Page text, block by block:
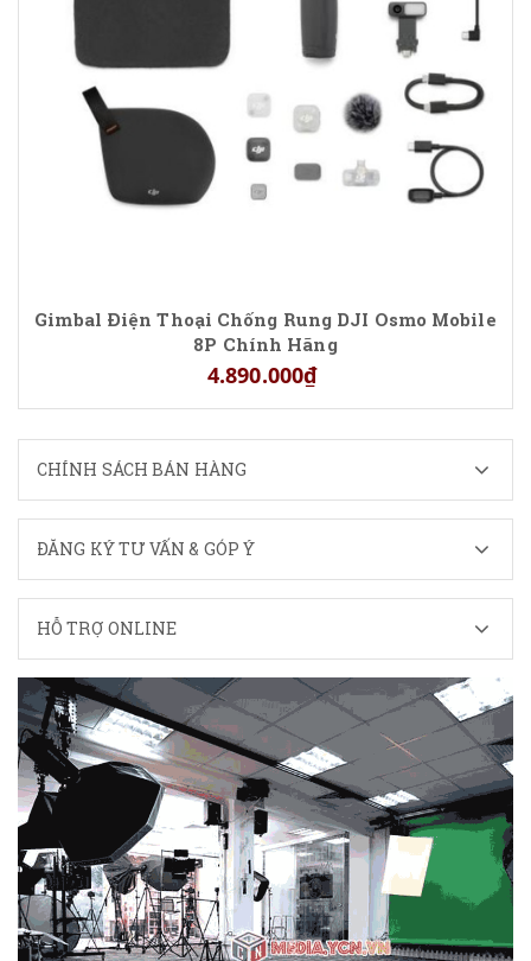
Gimbal Điện Thoại Chống Rung DJI Osmo Mobile
8P Chính Hãng
4.890.000₫
CHÍNH SÁCH BÁN HÀNG
ĐĂNG KÝ TƯ VẤN & GÓP Ý
HỖ TRỢ ONLINE